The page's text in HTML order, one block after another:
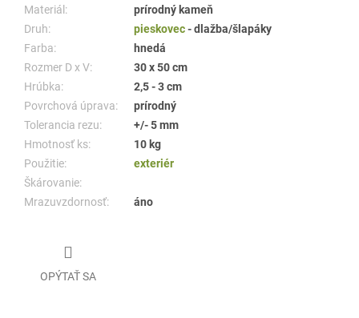
Materiál:
prírodný kameň
Druh:
pieskovec- dlažba/šlapáky
Farba:
hnedá
Rozmer D x V:
30 x 50 cm
Hrúbka:
2,5 - 3 cm
Povrchová úprava:
prírodný
Tolerancia rezu:
+/- 5 mm
Hmotnosť ks:
10 kg
Použitie:
exteriér
Škárovanie:
Mrazuvzdornosť:
áno
OPÝTAŤ SA